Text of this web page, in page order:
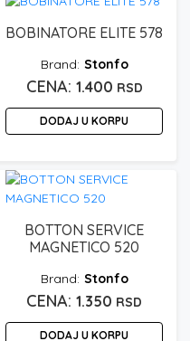
proizvod
ima
varijanti.
Opcije
mogu
stranici
proizvoda.
BOBINATORE ELITE 578
Stonfo
1.400 RSD
DODAJ U KORPU
BOTTON SERVICE
MAGNETICO 520
Stonfo
1.350 RSD
DODAJ U KORPU